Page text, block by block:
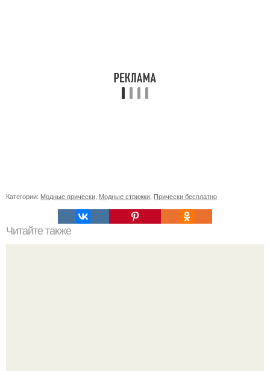
Категории: Модные прически Модные стрижки Прически бесплатно
Читайте также